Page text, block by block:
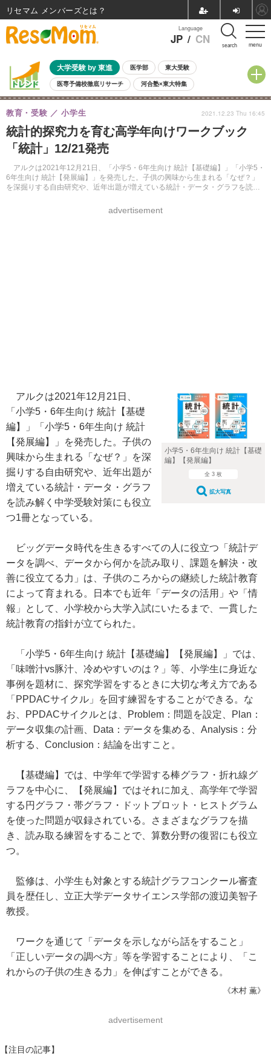
menu
Language
JP / CN search
大学受験 by 東進 医学部 東大受験
医専予備校徹底リサーチ 河合塾×東大特集
親子で考える大学選び 高校受験 中学受験 小学校受験
共通テスト 夏休み
8月開催イベント・WS 全国公立高校 過去問 人気記事
自由研究教材（小学生向け）
統計的探究力を育む高学年向けワークブック
「統計」12/21発売
アルクは2021年12月21日、「小学5・6年生向け 統計【基礎編】」「小学5・
6年生向け 統計【発展編】」を発売した。子供の興味から生まれる「なぜ？」
を深掘りする自由研究や、近年出題が増えている統計・データ・グラフを読み
教育・受験 小学生
advertisement
2021.12.23 Thu 16:45
小学5・6年生向け 統計【基礎
編】【発展編】
全 3 枚
拡大写真
アルクは2021年12月21日、
「小学5・6年生向け 統計【基礎
編】」「小学5・6年生向け 統計
【発展編】」を発売した。子供の
興味から生まれる「なぜ？」を深
掘りする自由研究や、近年出題が
増えている統計・データ・グラフ
を読み解く中学受験対策にも役立
つ1冊となっている。
ビッグデータ時代を生きるすべての人に役立つ「統計デ
ータを調べ、データから何かを読み取り、課題を解決・改
善に役立てる力」は、子供のころからの継続した統計教育
によって育まれる。日本でも近年「データの活用」や「情
報」として、小学校から大学入試にいたるまで、一貫した
統計教育の指針が立てられた。
「小学5・6年生向け 統計【基礎編】【発展編】」では、
「味噌汁vs豚汁、冷めやすいのは？」等、小学生に身近な
事例を題材に、探究学習をするときに大切な考え方である
「PPDACサイクル」を回す練習をすることができる。な
お、PPDACサイクルとは、Problem：問題を設定、Plan：
データ収集の計画、Data：データを集める、Analysis：分
析する、Conclusion：結論を出すこと。
【基礎編】では、中学年で学習する棒グラフ・折れ線グ
ラフを中心に、【発展編】ではそれに加え、高学年で学習
する円グラフ・帯グラフ・ドットプロット・ヒストグラム
を使った問題が収録されている。さまざまなグラフを描
き、読み取る練習をすることで、算数分野の復習にも役立
つ。
監修は、小学生も対象とする統計グラフコンクール審査
員を歴任し、立正大学データサイエンス学部の渡辺美智子
教授。
ワークを通じて「データを示しながら話をすること」
「正しいデータの調べ方」等を学習することにより、「こ
れからの子供の生きる力」を伸ばすことができる。
《木村 薫》
advertisement
【注目の記事】
リセマム メンバーズ